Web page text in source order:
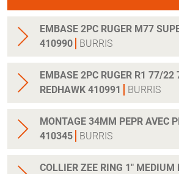
EMBASE 2PC RUGER M77
410990
BURRIS
EMBASE 2PC RUGER R1 77/
REDHAWK 410991
BURRIS
MONTAGE 34MM PEPR AVEC
410345
BURRIS
COLLIER ZEE RING 1" MEDIUM